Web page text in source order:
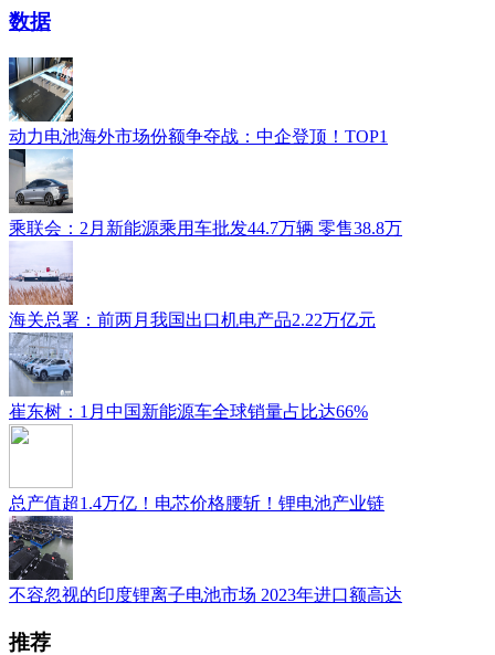
数据
动力电池海外市场份额争夺战：中企登顶！TOP1
乘联会：2月新能源乘用车批发44.7万辆 零售38.8万
​海关总署：前两月我国出口机电产品2.22万亿元
崔东树：1月中国新能源车全球销量占比达66%
总产值超1.4万亿！电芯价格腰斩！锂电池产业链
不容忽视的印度锂离子电池市场 2023年进口额高达
推荐